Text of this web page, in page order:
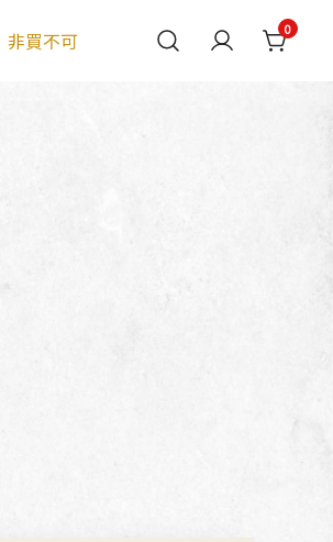
成立於2017年2月，是全國第一座以土
民俗表演中的常民藝術美學。
非買不可 0